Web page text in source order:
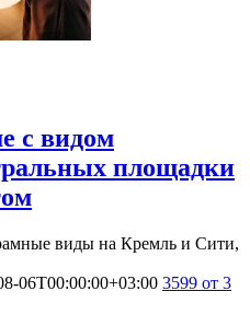
с видом
площадки
виды на Кремль и Сити,
06T00:00:00+03:00 3599 от 3